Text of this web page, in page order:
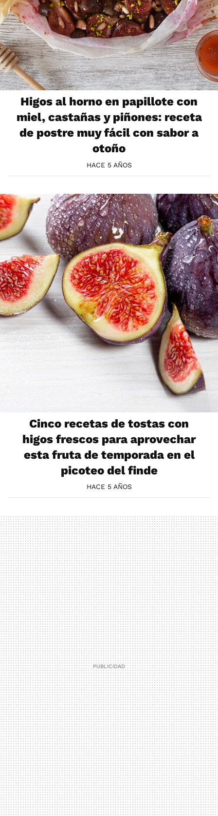
Higos al horno en papillote con
miel, castañas y piñones: receta
de postre muy fácil con sabor a
otoño
HACE 5 AÑOS
Cinco recetas de tostas con
higos frescos para aprovechar
esta fruta de temporada en el
picoteo del finde
HACE 5 AÑOS